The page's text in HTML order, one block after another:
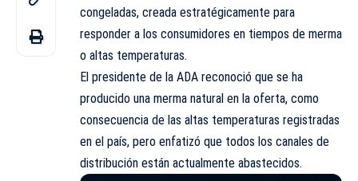
congeladas, creada estratégicamente para
responder a los consumidores en tiempos de merma
o altas temperaturas.
El presidente de la ADA reconoció que se ha
producido una merma natural en la oferta, como
consecuencia de las altas temperaturas registradas
en el país, pero enfatizó que todos los canales de
distribución están actualmente abastecidos.